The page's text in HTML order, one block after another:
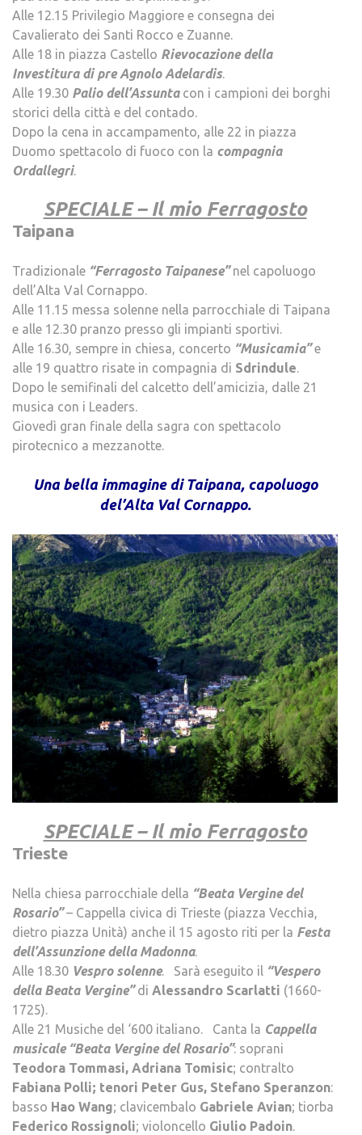
Alle 12.15 Privilegio Maggiore e consegna dei
Cavalierato dei Santi Rocco e Zuanne.
Alle 18 in piazza Castello Rievocazione della
Investitura di pre Agnolo Adelardis.
Alle 19.30 Palio dell’Assunta con i campioni dei borghi
storici della città e del contado.
Dopo la cena in accampamento, alle 22 in piazza
Duomo spettacolo di fuoco con la compagnia
Ordallegri.
SPECIALE – Il mio Ferragosto
Taipana
Tradizionale “Ferragosto Taipanese”nel capoluogo
dell’Alta Val Cornappo.
Alle 11.15 messa solenne nella parrocchiale di Taipana
e alle 12.30 pranzo presso gli impianti sportivi.
Alle 16.30, sempre in chiesa, concerto “Musicamia”e
alle 19 quattro risate in compagnia di Sdrindule.
Dopo le semifinali del calcetto dell’amicizia, dalle 21
musica con i Leaders.
Giovedì gran finale della sagra con spettacolo
pirotecnico a mezzanotte.
Una bella immagine di Taipana, capoluogo
del’Alta Val Cornappo.
SPECIALE – Il mio Ferragosto
Trieste
Nella chiesa parrocchiale della “Beata Vergine del
Rosario”– Cappella civica di Trieste (piazza Vecchia,
dietro piazza Unità) anche il 15 agosto riti per la Festa
dell’Assunzione della Madonna.
Alle 18.30 Vespro solenne. Sarà eseguito il “Vespero
della Beata Vergine”di Alessandro Scarlatti (1660-
1725).
Alle 21 Musiche del ‘600 italiano. Canta la Cappella
musicale “Beata Vergine del Rosario”: soprani
Teodora Tommasi, Adriana Tomisic; contralto
Fabiana Polli; tenori Peter Gus, Stefano Speranzon:
basso Hao Wang; clavicembalo Gabriele Avian; tiorba
Federico Rossignoli; violoncello Giulio Padoin.